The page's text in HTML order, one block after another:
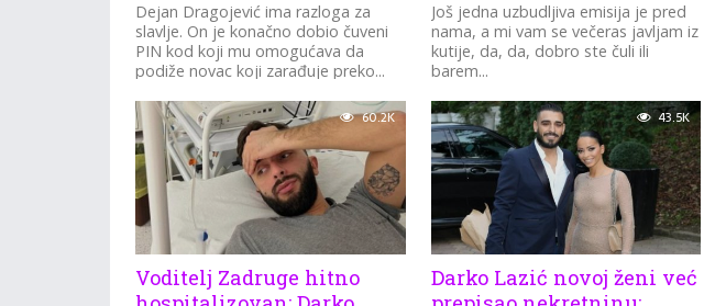
Dejan Dragojević ima razloga za
slavlje. On je konačno dobio čuveni
PIN kod koji mu omogućava da
podiže novac koji zarađuje preko...
Još jedna uzbudljiva emisija je pred
nama, a mi vam se večeras javljam iz
kutije, da, da, dobro ste čuli ili
barem...
60.2K
Voditelj Zadruge hitno
43.5K
Darko Lazić novoj ženi već